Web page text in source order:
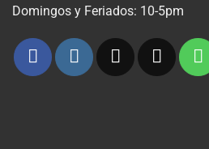
Domingos y Feriados: 10-5pm